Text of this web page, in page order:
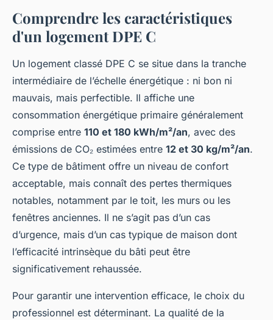
Comprendre les caractéristiques
d'un logement DPE C
Un logement classé DPE C se situe dans la tranche
intermédiaire de l’échelle énergétique : ni bon ni
mauvais, mais perfectible. Il affiche une
consommation énergétique primaire généralement
comprise entre 110 et 180 kWh/m²/an, avec des
émissions de CO₂ estimées entre 12 et 30 kg/m²/an.
Ce type de bâtiment offre un niveau de confort
acceptable, mais connaît des pertes thermiques
notables, notamment par le toit, les murs ou les
fenêtres anciennes. Il ne s’agit pas d’un cas
d’urgence, mais d’un cas typique de maison dont
l’efficacité intrinsèque du bâti peut être
significativement rehaussée.
Pour garantir une intervention efficace, le choix du
professionnel est déterminant. La qualité de la